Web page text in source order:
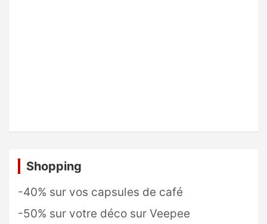
Shopping
-40% sur vos capsules de café
-50% sur votre déco sur Veepee